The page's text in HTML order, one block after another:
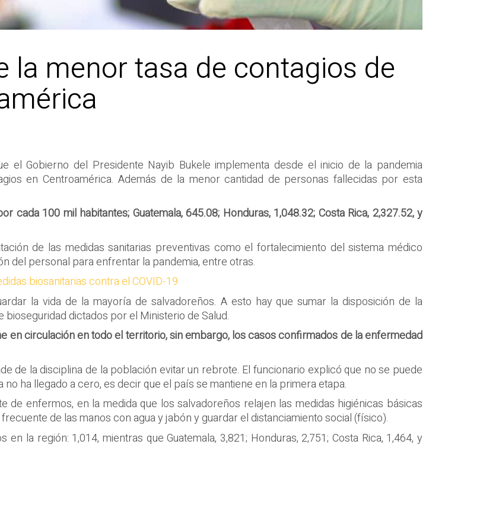
la menor tasa de contagios de
el Gobierno del Presidente Nayib Bukele implementa desde el inicio de la pandemia
en Centroamérica. Además de la menor cantidad de personas fallecidas por esta
cada 100 mil habitantes; Guatemala, 645.08; Honduras, 1,048.32; Costa Rica, 2,327.52, y
de las medidas sanitarias preventivas como el fortalecimiento del sistema médico
del personal para enfrentar la pandemia, entre otras.
biosanitarias contra el COVID-19
la vida de la mayoría de salvadoreños. A esto hay que sumar la disposición de la
dictados por el Ministerio de Salud.
en circulación en todo el territorio, sin embargo, los casos confirmados de la enfermedad
de la disciplina de la población evitar un rebrote. El funcionario explicó que no se puede
ha llegado a cero, es decir que el país se mantiene en la primera etapa.
enfermos, en la medida que los salvadoreños relajen las medidas higiénicas básicas
de las manos con agua y jabón y guardar el distanciamiento social (físico).
la región: 1,014, mientras que Guatemala, 3,821; Honduras, 2,751; Costa Rica, 1,464, y